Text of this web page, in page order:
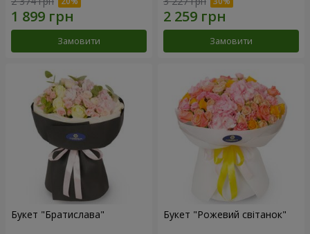
Замовити Замовити
Букет "Братислава" Букет "Рожевий світанок"